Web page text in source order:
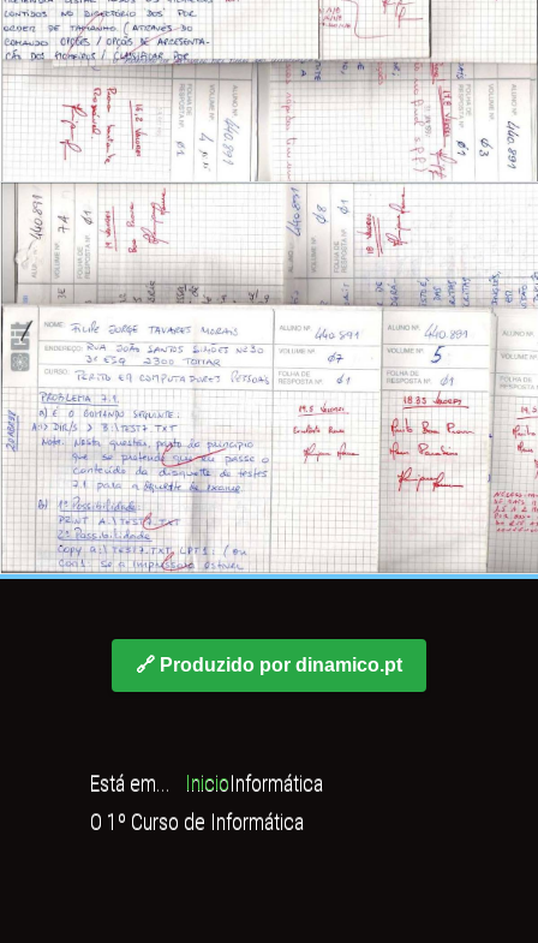
🔗 Produzido por dinamico.pt
Está em... InicioInformática
O 1º Curso de Informática